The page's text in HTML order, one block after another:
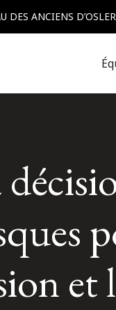
DES ANCIENS D’OSLER